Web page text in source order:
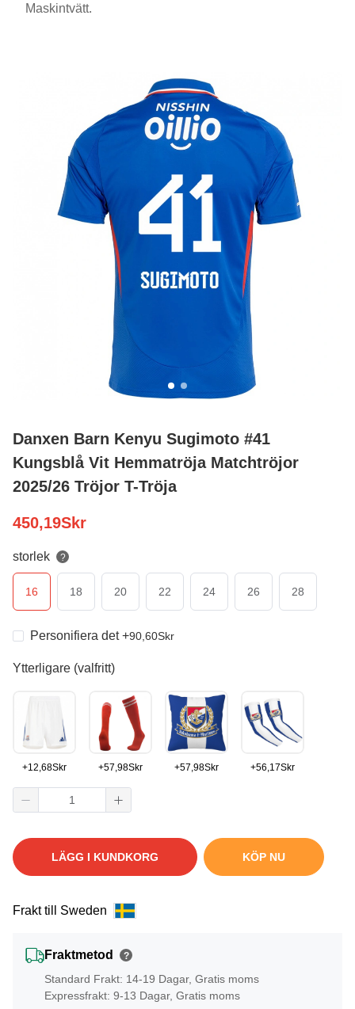
Maskintvätt.
Danxen Barn Kenyu Sugimoto #41
Kungsblå Vit Hemmatröja Matchtröjor
2025/26 Tröjor T-Tröja
450,19Skr
storlek ?
16 18 20 22 24 26 28
Personifiera det+90,60Skr
Ytterligare (valfritt)
+12,68Skr +57,98Skr +57,98Skr +56,17Skr
LÄGG I KUNDKORG KÖP NU
Frakt till Sweden
Fraktmetod ?
Standard Frakt: 14-19 Dagar, Gratis moms
Expressfrakt: 9-13 Dagar, Gratis moms